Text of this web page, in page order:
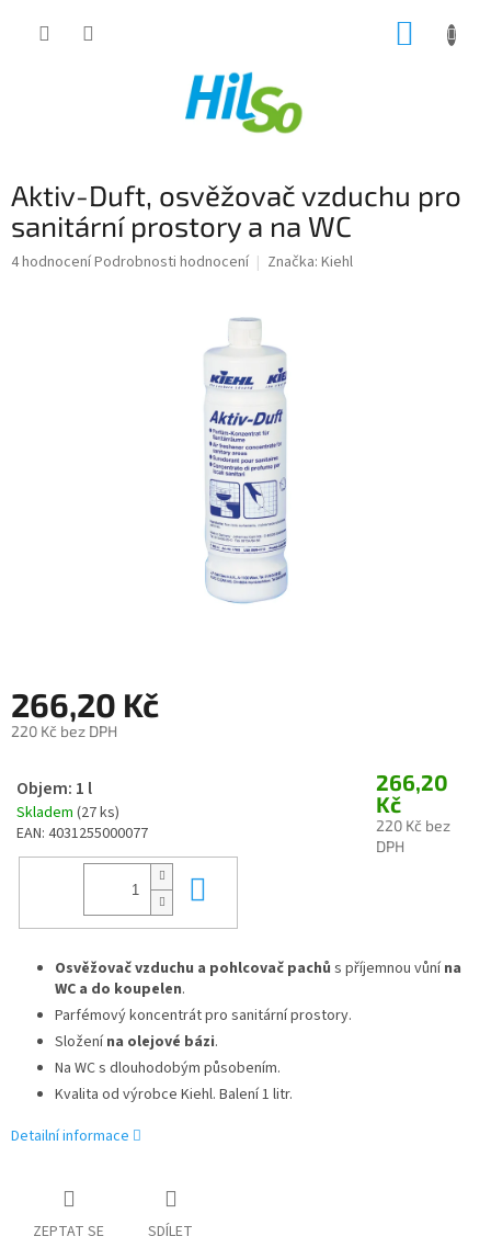
Aktiv-Duft, osvěžovač vzduchu pro
sanitární prostory a na WC
Průměrné
4 hodnoceníPodrobnosti hodnocení Značka: Kiehl
266,20 Kč
220 Kč bez DPH
cena:
Objem: 1 l
Skladem (27 ks)
EAN: 4031255000077
266,20
Kč
220 Kč bez
DPH
Osvěžovač vzduchu a pohlcovač pachů s příjemnou vůnína
WC a do koupelen.
Parfémový koncentrát pro sanitární prostory.
Složenína olejové bázi.
Na WC s dlouhodobým působením.
Kvalita od výrobce Kiehl. Balení 1 litr.
Detailní informace
ZEPTAT SE SDÍLET